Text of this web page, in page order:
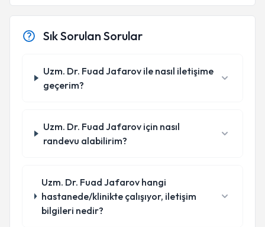
Sık Sorulan Sorular
Uzm. Dr. Fuad Jafarov ile nasıl iletişime
geçerim?
Uzm. Dr. Fuad Jafarov için nasıl
randevu alabilirim?
Uzm. Dr. Fuad Jafarov hangi
hastanede/klinikte çalışıyor, iletişim
bilgileri nedir?